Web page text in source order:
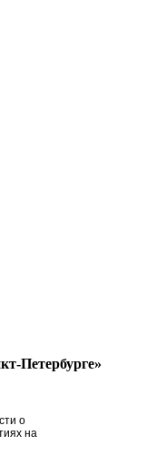
Петербурге»
о
на